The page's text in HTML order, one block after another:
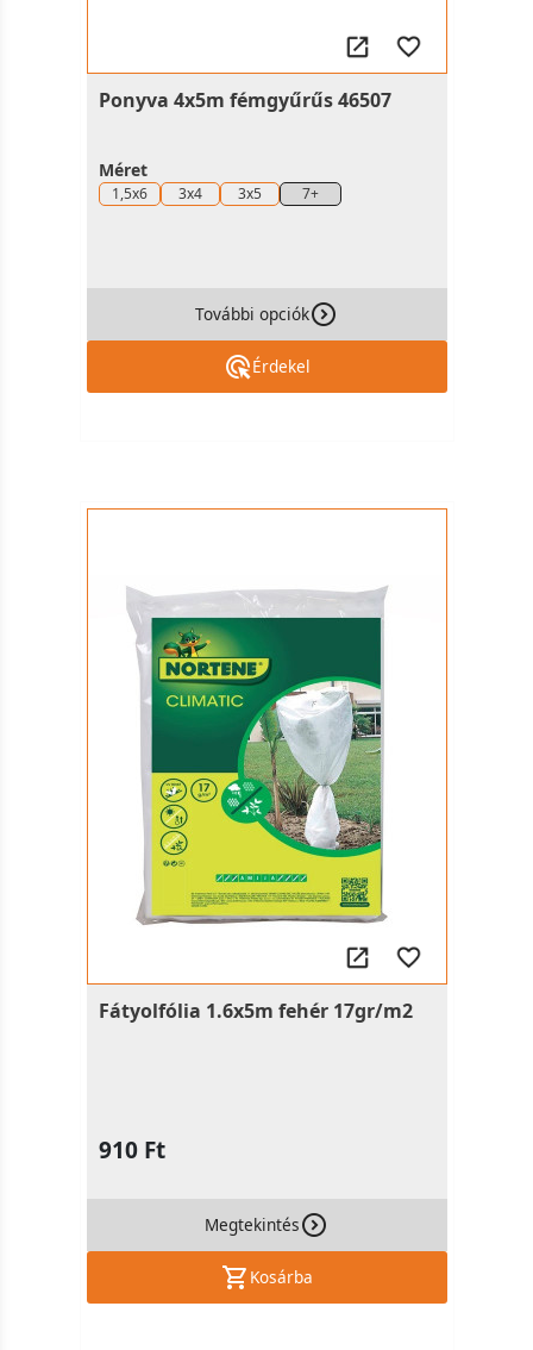
Ponyva 4x5m fémgyűrűs 46507
Méret
1,5x6 3x4 3x5 7+
További opciók
Érdekel
Fátyolfólia 1.6x5m fehér 17gr/m2
910 Ft
Megtekintés
Kosárba